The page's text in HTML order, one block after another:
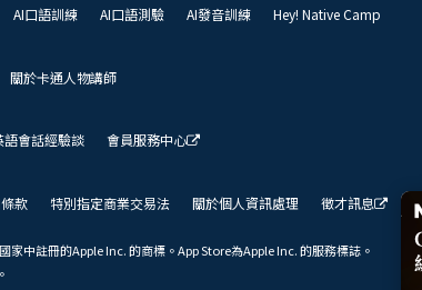
AI口語訓練 AI口語測驗 AI發音訓練 Hey! Native Camp
關於卡通人物講師
語會話經驗談 會員服務中心
款 特別指定商業交易法 關於個人資訊處理 徵才訊息
家中註冊的Apple Inc. 的商標。App Store為Apple Inc. 的服務標誌。